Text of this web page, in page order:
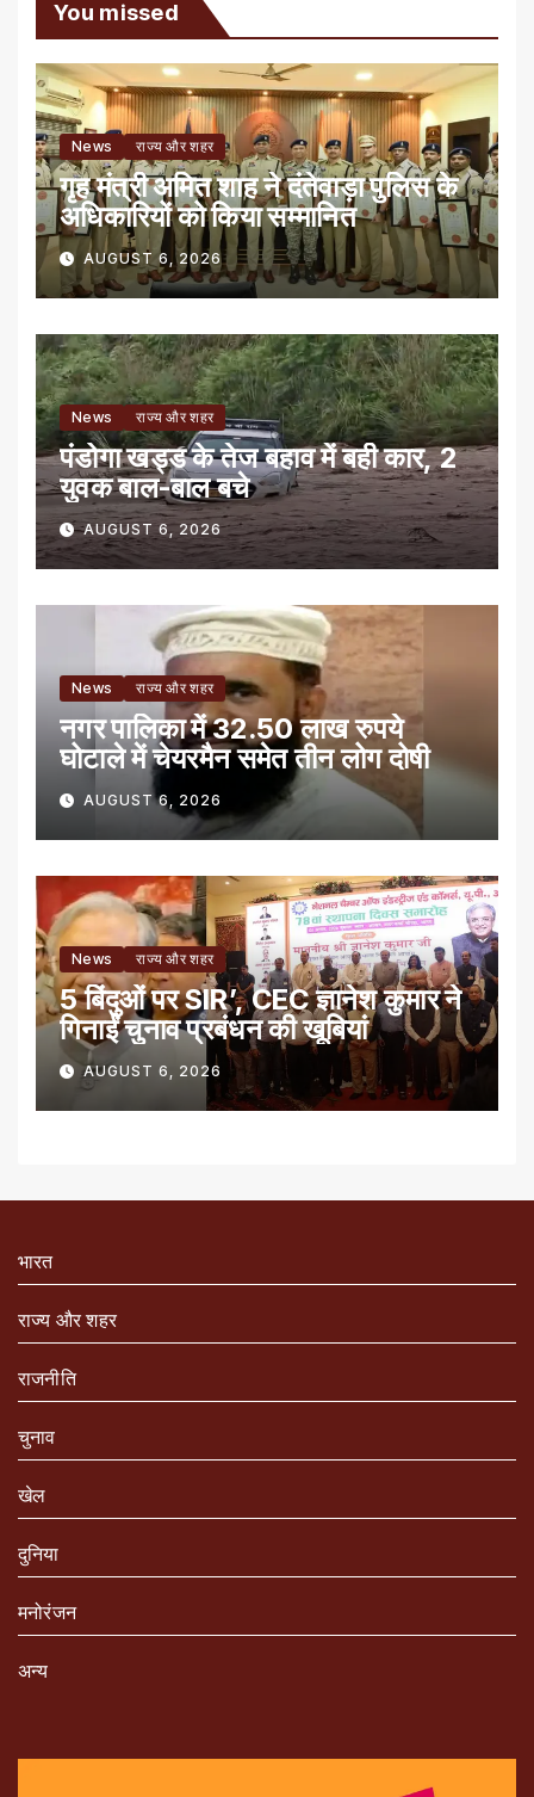
You missed
News राज्य और शहर
गृह मंत्री अमित शाह ने दंतेवाड़ा पुलिस के
अधिकारियों को किया सम्मानित
AUGUST 6, 2026
News राज्य और शहर
पंडोगा खड्ड के तेज बहाव में बही कार, 2
युवक बाल-बाल बचे
AUGUST 6, 2026
News राज्य और शहर
नगर पालिका में 32.50 लाख रुपये
घोटाले में चेयरमैन समेत तीन लोग दोषी
AUGUST 6, 2026
News राज्य और शहर
5 बिंदुओं पर SIR’, CEC ज्ञानेश कुमार ने
गिनाईं चुनाव प्रबंधन की खूबियां
AUGUST 6, 2026
भारत
राज्य और शहर
राजनीति
चुनाव
खेल
दुनिया
मनोरंजन
अन्य